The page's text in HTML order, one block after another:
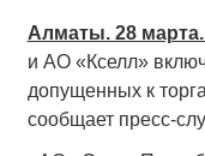
Алматы. 28
и АО «Кселл»
допущенных к
сообщает пресс-